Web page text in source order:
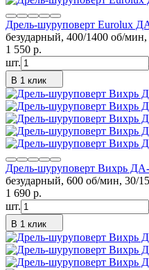
Дрель-шуруповерт Eurolux
безударный, 400/1400 об/
1 550 p.
шт.
В 1 клик
Дрель-шуруповерт Вихрь ДА-
безударный, 600 об/мин, 30/
1 690 p.
шт.
В 1 клик